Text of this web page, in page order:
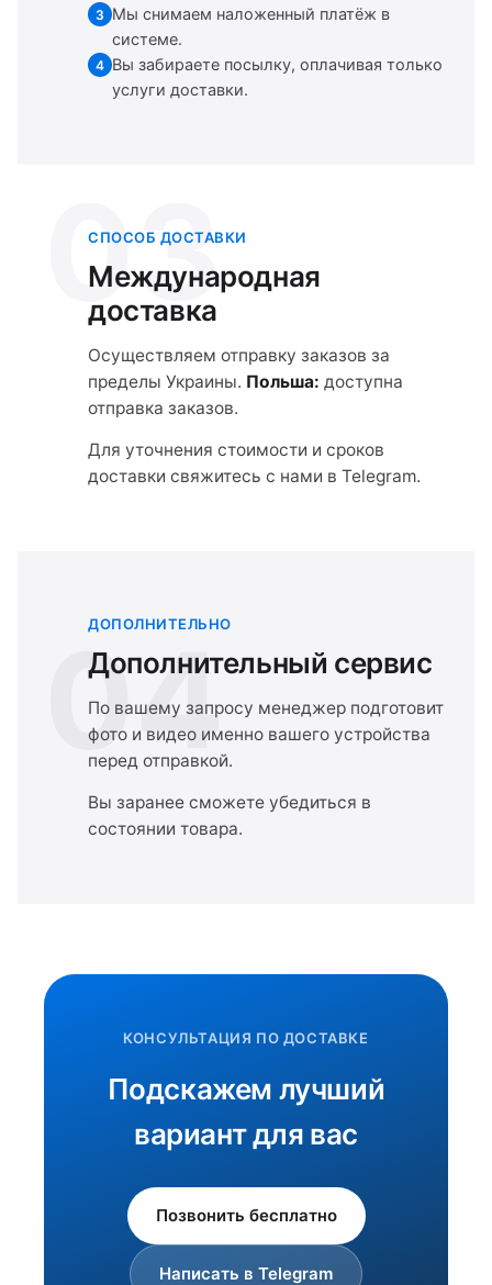
3 Мы снимаем наложенный платёж в
системе.
4 Вы забираете посылку, оплачивая только
услуги доставки.
03
СПОСОБ ДОСТАВКИ
Международная
доставка
Осуществляем отправку заказов за
пределы Украины. Польша: доступна
отправка заказов.
Для уточнения стоимости и сроков
доставки свяжитесь с нами в Telegram.
04
ДОПОЛНИТЕЛЬНО
Дополнительный сервис
По вашему запросу менеджер подготовит
фото и видео именно вашего устройства
перед отправкой.
Вы заранее сможете убедиться в
состоянии товара.
КОНСУЛЬТАЦИЯ ПО ДОСТАВКЕ
Подскажем лучший
вариант для вас
Позвонить бесплатно
Написать в Telegram